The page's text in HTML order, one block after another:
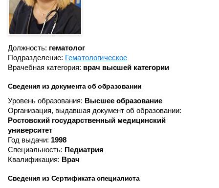
Должность: гематолог
Подразделение: Гематологическое
Врачебная категория: врач высшей категории
Сведения из документа об образовании
Уровень образования: Высшее образование
Организация, выдавшая документ об образовании:
Ростовский государственный медицинский
университет
Год выдачи: 1998
Специальность: Педиатрия
Квалификация: Врач
Сведения из Сертификата специалиста